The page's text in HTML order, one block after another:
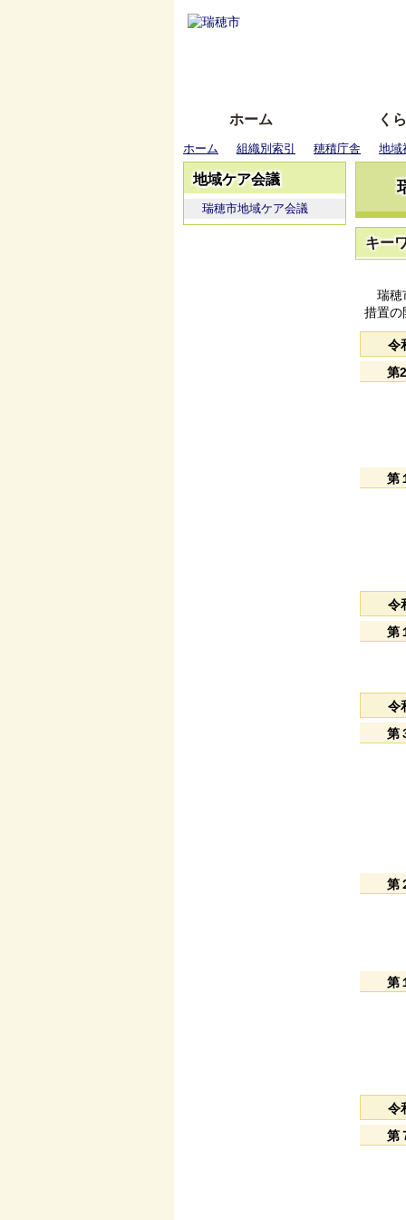
ホーム く
ホーム 組織別索引 穂積庁舎 地域
地域ケア会議
瑞穂市地域ケア会議
キー
瑞穂
措置の
令
第
第
令
第
令
第
第
第
令
第